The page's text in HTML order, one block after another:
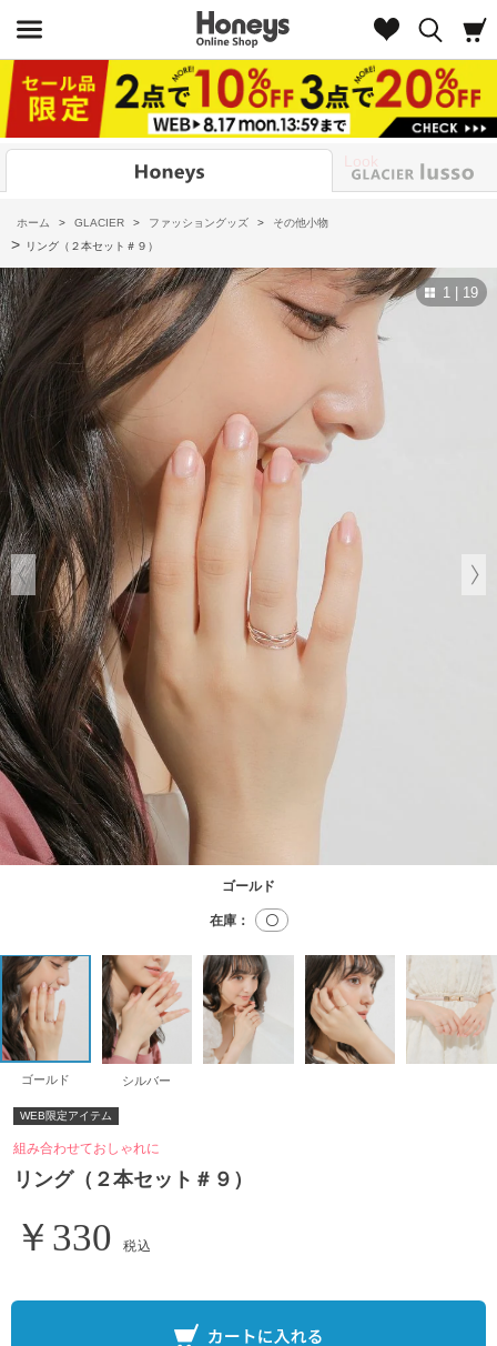
Look
ホーム > GLACIER > ファッショングッズ > その他小物
> リング（２本セット＃９）
1 | 19
ゴールド
在庫： 〇
ゴールド シルバー
WEB限定アイテム
組み合わせておしゃれに
リング（２本セット＃９）
￥330 税込